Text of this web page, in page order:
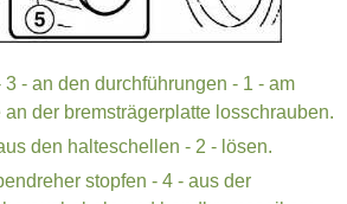
- an den durchführungen - 1 - am
der bremsträgerplatte losschrauben.
den halteschellen - 2 - lösen.
stopfen - 4 - aus der